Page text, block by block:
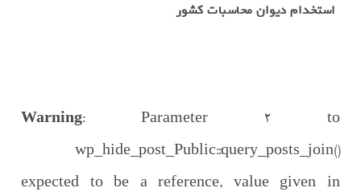
استخدام دیوان محاسبات کشور
Warning: Parameter 2 to
wp_hide_post_Public::query_posts_join()
expected to be a reference, value given in